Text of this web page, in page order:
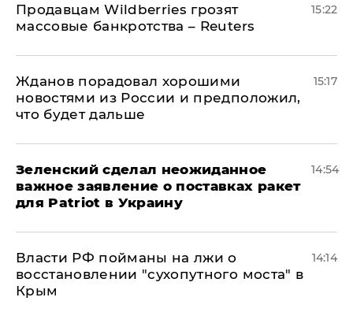
Продавцам Wildberries грозят
массовые банкротства – Reuters
15:22
Жданов порадовал хорошими
новостями из России и предположил,
что будет дальше
15:17
Зеленский сделал неожиданное
важное заявление о поставках ракет
для Patriot в Украину
14:54
Власти РФ пойманы на лжи о
восстановлении "сухопутного моста" в
Крым
14:14